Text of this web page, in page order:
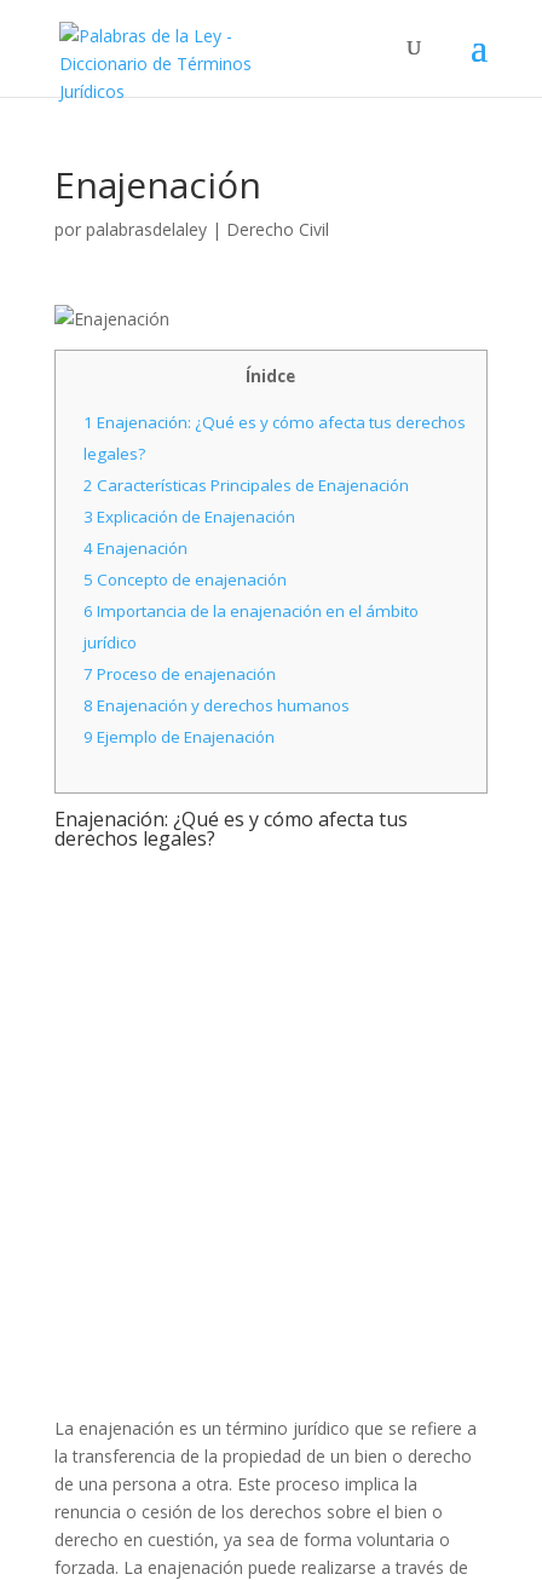
Enajenación
por palabrasdelaley| Derecho Civil
Ínidce
1 Enajenación: ¿Qué es y cómo afecta tus derechos
legales?
2 Características Principales de Enajenación
3 Explicación de Enajenación
4Enajenación
5 Concepto de enajenación
6 Importancia de la enajenación en el ámbito
jurídico
7 Proceso de enajenación
8 Enajenación y derechos humanos
9 Ejemplo de Enajenación
Enajenación: ¿Qué es y cómo afecta tus
derechos legales?
La enajenación es un término jurídico que se refiere a
la transferencia de la propiedad de un bien o derecho
de una persona a otra. Este proceso implica la
renuncia o cesión de los derechos sobre el bien o
derecho en cuestión, ya sea de forma voluntaria o
forzada. La enajenación puede realizarse a través de